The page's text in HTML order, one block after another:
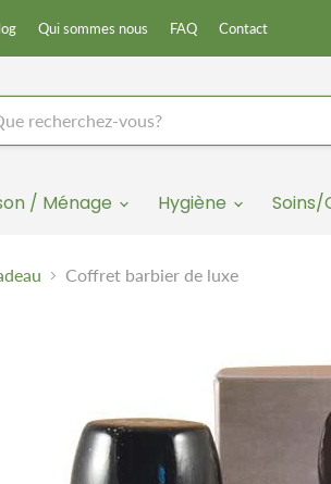
Qui sommes nous FAQ Contact
/ Ménage Hygiène Soins/
Coffret barbier de luxe